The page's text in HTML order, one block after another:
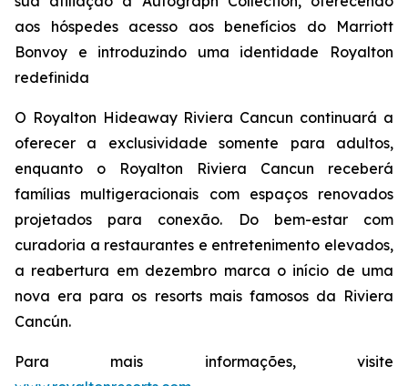
aos hóspedes acesso aos benefícios do Marriott
Bonvoy e introduzindo uma identidade Royalton
redefinida
O Royalton Hideaway Riviera Cancun continuará a
oferecer a exclusividade somente para adultos,
enquanto o Royalton Riviera Cancun receberá
famílias multigeracionais com espaços renovados
projetados para conexão. Do bem-estar com
curadoria a restaurantes e entretenimento elevados,
a reabertura em dezembro marca o início de uma
nova era para os resorts mais famosos da Riviera
Cancún.
Para mais informações, visite